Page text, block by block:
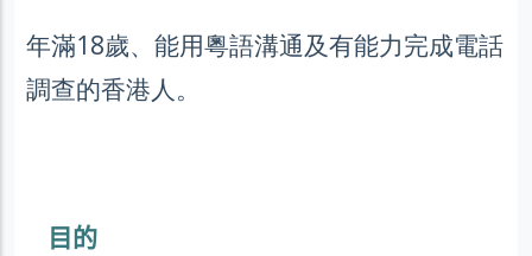
年滿18歲、能用粵語溝通及有能力完成電話
調查的香港人。
目的